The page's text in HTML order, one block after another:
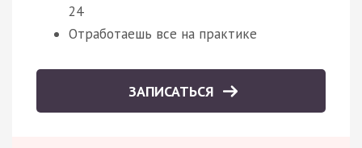
24
Отработаешь все на практике
ЗАПИСАТЬСЯ